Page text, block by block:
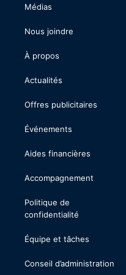
Médias
Nous joindre
À propos
Actualités
Offres publicitaires
Événements
Aides financières
Accompagnement
Politique de
confidentialité
Équipe et tâches
Conseil d’administration